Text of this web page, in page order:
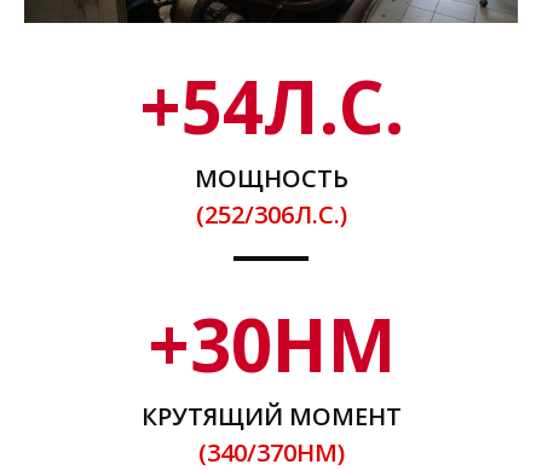
+54Л.С.
МОЩНОСТЬ
(252/306Л.С.)
+30НМ
КРУТЯЩИЙ МОМЕНТ
(340/370НМ)